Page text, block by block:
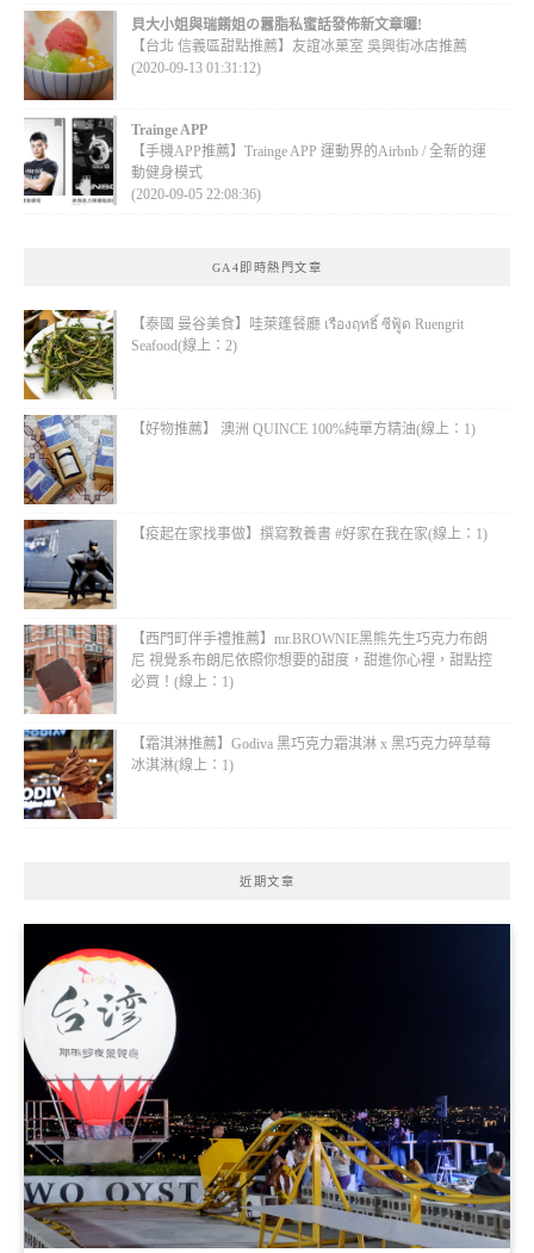
貝大小姐與瑞餚姐の囂脂私蜜話發佈新文章囉!
【台北 信義區甜點推薦】友誼冰菓室 吳興街冰店推薦
(2020-09-13 01:31:12)
Trainge APP
【手機APP推薦】Trainge APP 運動界的Airbnb / 全新的運
動健身模式
(2020-09-05 22:08:36)
GA4即時熱門文章
【泰國 曼谷美食】哇萊篷餐廳 เรืองฤทธิ์ ซีฟู้ด Ruengrit
Seafood(線上：2)
【好物推薦】 澳洲 QUINCE 100%純單方精油(線上：1)
【疫起在家找事做】撰寫教養書 #好家在我在家(線上：1)
【西門町伴手禮推薦】mr.BROWNIE黑熊先生巧克力布朗
尼 視覺系布朗尼依照你想要的甜度，甜進你心裡，甜點控
必買！(線上：1)
【霜淇淋推薦】Godiva 黑巧克力霜淇淋 x 黑巧克力碎草莓
冰淇淋(線上：1)
近期文章